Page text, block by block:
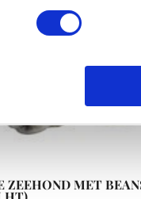
ZEEHOND MET